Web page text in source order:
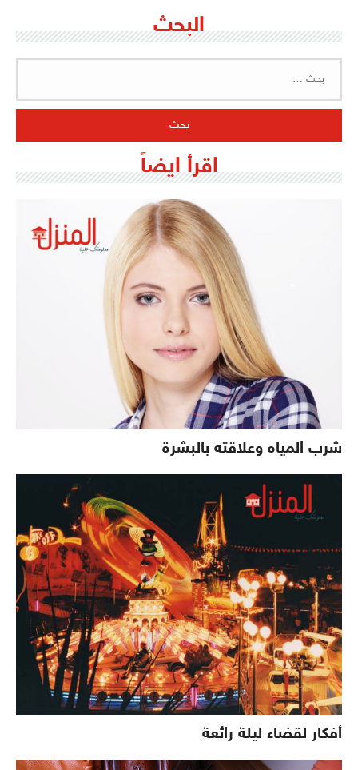
البحث
اقرأ ايضاً
شرب المياه وعلاقته بالبشرة
أفكار لقضاء ليلة رائعة